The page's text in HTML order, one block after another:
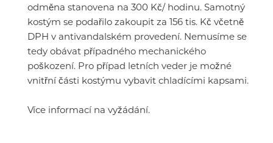
odměna stanovena na 300 Kč/ hodinu. Samotný
kostým se podařilo zakoupit za 156 tis. Kč včetně
DPH v antivandalském provedení. Nemusíme se
tedy obávat případného mechanického
poškození. Pro případ letních veder je možné
vnitřní části kostýmu vybavit chladícími kapsami.
Více informací na vyžádání.